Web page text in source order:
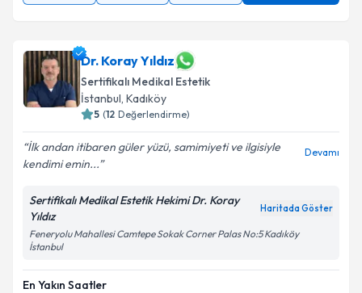
Dr. Koray Yıldız
Sertifikalı Medikal Estetik
İstanbul, Kadıköy
5 (12 Değerlendirme)
İlk andan itibaren güler yüzü, samimiyeti ve ilgisiyle
kendimi emin...
Devamı
Sertifikalı Medikal Estetik Hekimi Dr. Koray
Yıldız
Haritada Göster
Feneryolu Mahallesi Camtepe Sokak Corner Palas No:5 Kadıköy
İstanbul
En Yakın Saatler